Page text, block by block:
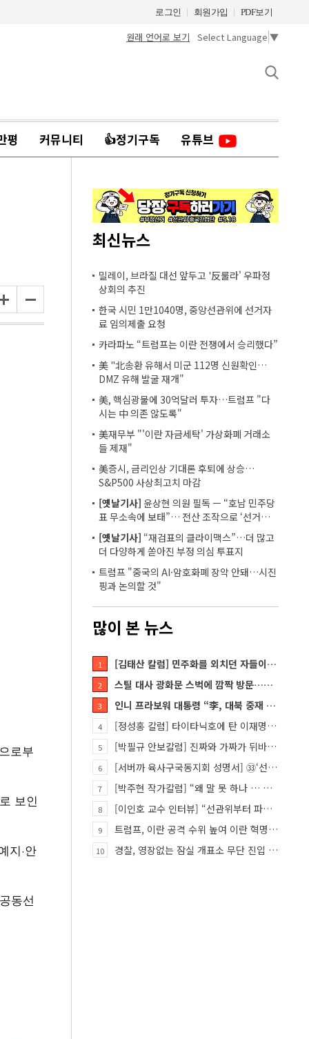
로그인 회원가입 PDF보기
원래 언어로 보기 Select Language ▼
평 커뮤니티 👍정기구독 유튜브
로부
보인
지·안
동선
최신뉴스
밀레이, 브라질 대선 앞두고 '反룰라' 우파정
상회의 추진
한국 시민 1만1040명, 중앙선관위에 선거자
료 임의제출 요청
카라파노 “트럼프는 이란 전쟁에서 승리했다”
美 "北송환 유해서 미군 112명 신원확인…
DMZ 유해 발굴 재개"
美, 핵심광물에 30억달러 투자…트럼프 "다
시는 中 의존 않도록"
美재무부 "'이란 자금세탁' 가상화폐 거래소
들 제재"
美증시, 금리인상 기대론 후퇴에 상승…
S&P500 사상최고치 마감
[옛날기사] 윤상현 의원 필독 ㅡ “호남 민주당
표 무소속에 보태”… 전산 조작으로 ‘선거비
보전’ 의혹
[옛날기사] “재검표의 클라이맥스”…더 많고
더 다양하게 쏟아진 부정 의심 투표지
트럼프 "중국의 AI·암호화폐 장악 안돼…시진
핑과 논의할 것"
많이 본 뉴스
1 [김태산 칼럼] 민주화를 외치던 자들이 대한민국의 적이고 간첩이었다
2 스틸 대사 광화문 스벅에 깜짝 방문…메시지?
3 인니 프라보워 대통령 “李, 대북 중재 요청했다”
4 [정성홍 칼럼] 타이타닉호에 탄 이재명 정권
5 [박필규 안보칼럼] 진짜와 가짜가 뒤바뀐 혼돈의 시대, 안보 파탄은 막아야
6 [서버까 육사구국동지회 성명서] ㉝‘선관위 특검’은 ‘부정선거 특검’으로 명명하고 박주현 변호사를 ‘특검…
7 [박주현 작가칼럼] “왜 말 못 하나 … 경기도 재정 파탄의 진짜 원인을”
8 [이인호 교수 인터뷰] “선관위부터 파고들어야…책임자 직접 고발하라”
9 트럼프, 이란 공격 수위 높여 이란 혁명 가능성 열어
10 경찰, 영장없는 잠실 개표소 무단 진입 홀로 막은 ‘올다르크’ 불구속 송치